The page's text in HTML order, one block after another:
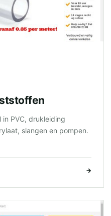
in PVC, drukleiding
slangen en pompen.
→